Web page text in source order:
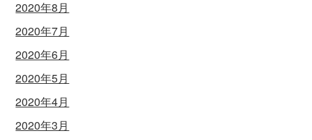
2020年8月
2020年7月
2020年6月
2020年5月
2020年4月
2020年3月